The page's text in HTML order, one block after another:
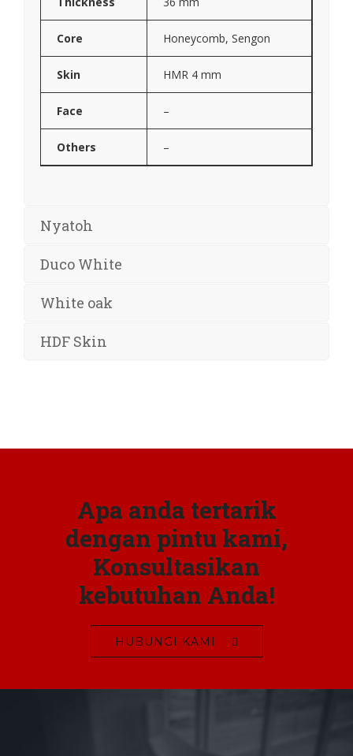
Core Honeycomb, Sengon
Skin HMR 4 mm
Face –
Others –
Nyatoh
Duco White
White oak
HDF Skin
Apa anda tertarik
dengan pintu kami,
Konsultasikan
kebutuhan Anda!
HUBUNGI KAMI